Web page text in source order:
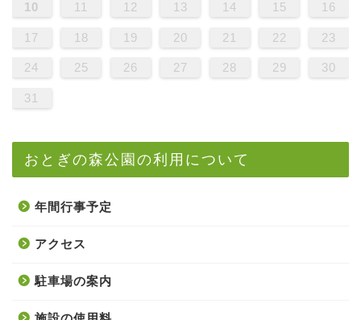
10 11 12 13 14 15 16
17 18 19 20 21 22 23
24 25 26 27 28 29 30
31
おとぎの森公園の利用について
年間行事予定
アクセス
駐車場の案内